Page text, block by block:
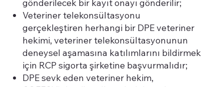
gönderilecek bir kayıt onayı gönderilir;
Veteriner telekonsültasyonu
gerçekleştiren herhangi bir DPE veteriner
hekimi, veteriner telekonsültasyonunun
deneysel aşamasına katılımlarını bildirmek
için RCP sigorta şirketine başvurmalıdır;
DPE sevk eden veteriner hekim,